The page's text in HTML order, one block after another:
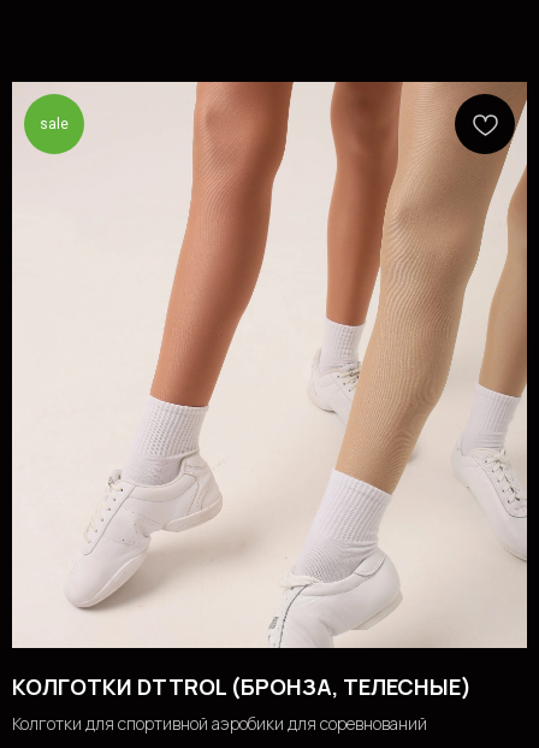
sale
КОЛГОТКИ DTTROL (БРОНЗА, ТЕЛЕСНЫЕ)
Колготки для спортивной аэробики для соревнований